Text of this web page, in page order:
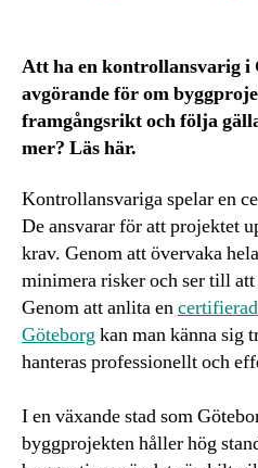
Att ha en kontrollansvarig i
avgörande för om
framgångsrikt och följa
mer? Läs här.
Kontrollansvariga spelar en
De ansvarar för att projektet
krav. Genom att övervaka
minimera risker och ser till
Genom att anlita en
Göteborgkan man känna sig
hanteras professionellt och
I en växande stad som
byggprojekten håller hög